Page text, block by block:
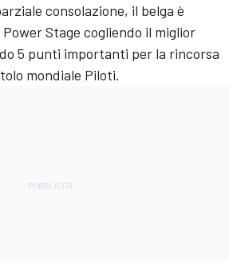
consolazione, il belga è
Stage cogliendo il miglior
5 punti importanti per la rincorsa
mondiale Piloti.